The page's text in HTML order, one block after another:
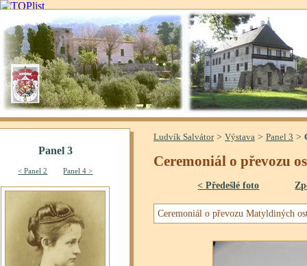
Ludvík Salvátor> Výstava > Panel 3 >
Ceremoniál o převozu
< Předešlé foto
Ceremoniál o převozu Matyldiných